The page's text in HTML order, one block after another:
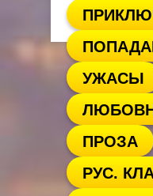
УЖАСЫ
ПРОЗА
РУС.